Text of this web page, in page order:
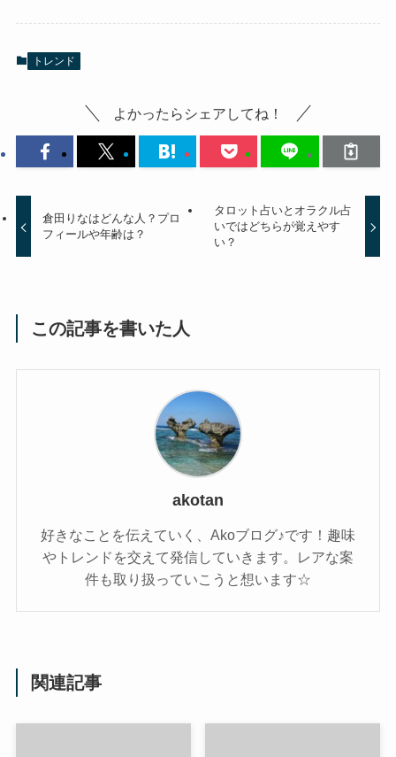
トレンド
よかったらシェアしてね！
倉田りなはどんな人？プロ
フィールや年齢は？
タロット占いとオラクル占
いではどちらが覚えやす
い？
この記事を書いた人
akotan
好きなことを伝えていく、Akoブログ♪です！趣味
やトレンドを交えて発信していきます。レアな案
件も取り扱っていこうと想います☆
関連記事